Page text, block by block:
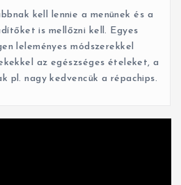
kell lennie a menünek és a
is mellőzni kell. Egyes
leleményes módszerekkel
az egészséges ételeket, a
pl. nagy kedvencük a répachips.